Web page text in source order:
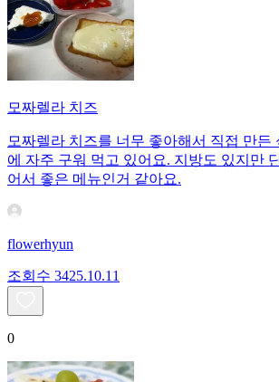
모짜렐라 치즈
모짜렐라 치즈를 너무 좋아해서 직접 만든
에 자주 구워 먹고 있어요. 지방도 있지만
어서 좋은 메뉴인거 같아요.
flowerhyun
조회수 3425.10.11
0